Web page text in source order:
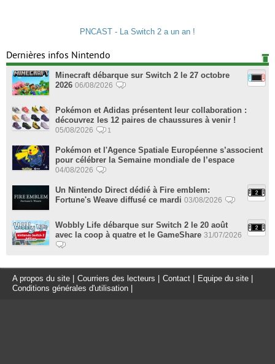
PNCAST - La Switch 2 a un an !
Dernières infos Nintendo
Minecraft débarque sur Switch 2 le 27 octobre
2026 06/08/2026
Pokémon et Adidas présentent leur collaboration :
découvrez les 12 paires de chaussures à venir !
05/08/2026 1
Pokémon et l'Agence Spatiale Européenne s’associent
pour célébrer la Semaine mondiale de l’espace
04/08/2026
Un Nintendo Direct dédié à Fire emblem:
Fortune's Weave diffusé ce mardi 03/08/2026
Wobbly Life débarque sur Switch 2 le 20 août
avec la coop à quatre et le GameShare 31/07/2026
A propos du site | Courriers des lecteurs | Contact | Equipe du site |
Conditions générales d'utilisation |